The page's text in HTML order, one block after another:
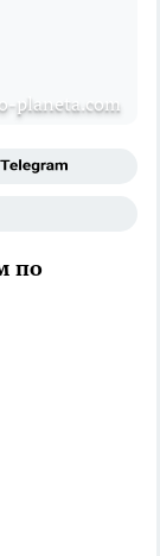
planeta.com
по